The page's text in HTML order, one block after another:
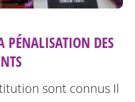
PÉNALISATION DES
sont connus Il